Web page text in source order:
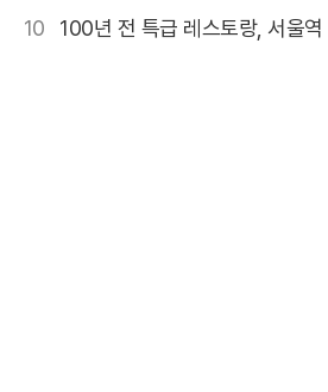
10
100년 전 특급 레스토랑, 서울